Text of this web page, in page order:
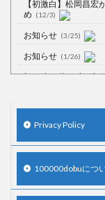
【初激白】松岡昌
め (12/3)
お知らせ (3/25)
お知らせ (1/26)
顔20点、体80点と評
【中国】処理水の問
【韓国】54.1％「
Privacy Policy
100000dobuにつ